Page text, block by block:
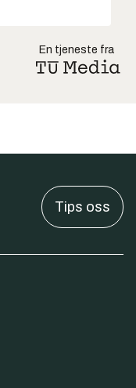
En tjeneste fra
Tips oss